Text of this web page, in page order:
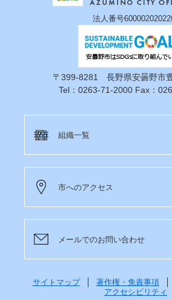
法人番号
〒399-8281 長野県安曇野市
Tel：0263-71-2000 Fax：
組織一覧
市へのアクセス
メールでのお問い合わせ
サイトマップ 著作権・免責事項
アクセシビリティ